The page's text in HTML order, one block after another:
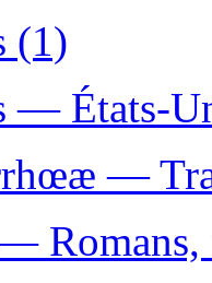
(1)
— États-
—
Romans,